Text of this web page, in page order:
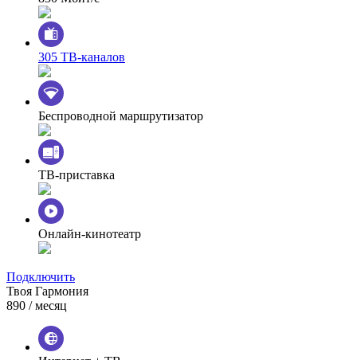
305 ТВ-каналов
Беспроводной маршрутизатор
ТВ-приставка
Онлайн-кинотеатр
Подключить
Твоя Гармония
890 / месяц